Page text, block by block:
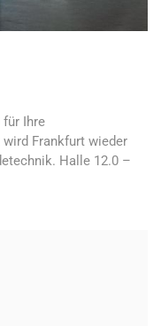
Ihre
Frankfurt wieder
Halle 12.0 –